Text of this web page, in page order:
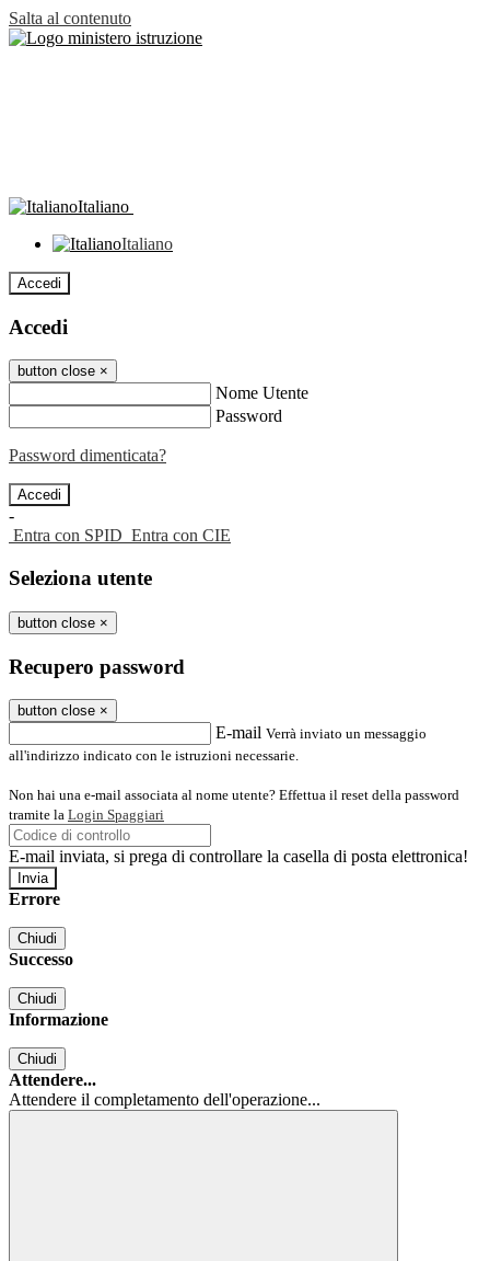
Salta al contenuto
Italiano
Italiano
Accedi
Accedi
button close ×
Nome Utente
Password
Password dimenticata?
-
Entra con SPID Entra con CIE
Seleziona utente
button close ×
Recupero password
button close ×
E-mail Verrà inviato un messaggio
all'indirizzo indicato con le istruzioni necessarie.
Non hai una e-mail associata al nome utente? Effettua il reset della password
tramite la Login Spaggiari
E-mail inviata, si prega di controllare la casella di posta elettronica!
Errore
Chiudi
Successo
Chiudi
Informazione
Chiudi
Attendere...
Attendere il completamento dell'operazione...